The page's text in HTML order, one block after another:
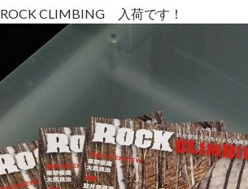
ROCK CLIMBING 入荷です！